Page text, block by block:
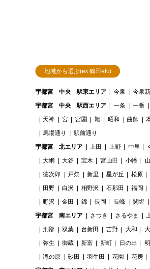
地域から選ぶ(ex:鶴田etc)
宇都宮 中央 駅東エリア 今泉 今泉
宇都宮 中央 駅西エリア
一条 一番
天神
宮 宮園 旭 昭和 曲師
馬場通り
駅前通り
宇都宮 北エリア
上田 上野 中里
大網
大谷 宝木 宮山田 小幡
徳次郎
戸祭 新里 星が丘 松原
田野
白沢 相野沢 石那田 福岡
野沢
金田 錦 長岡 長峰 関堀
宇都宮 南エリア
さつき さるやま
刑部
双葉 台新田 吉野 大和
弥生
御蔵 新富 新町 日の出
滝の原
砂田 羽牛田 花園 花房